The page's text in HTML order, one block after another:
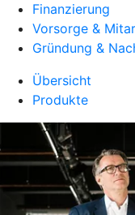
Finanzierung
Vorsorge &
Gründung &
Übersicht
Produkte